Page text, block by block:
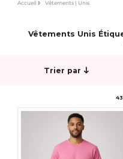
Accueil Vêtements | Unis
Vêtements Unis
Trier par